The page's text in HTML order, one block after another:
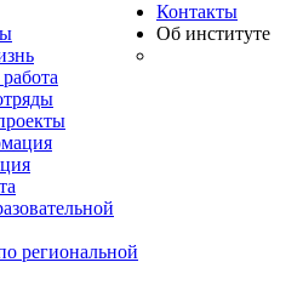
Контакты
Об институте
региональной